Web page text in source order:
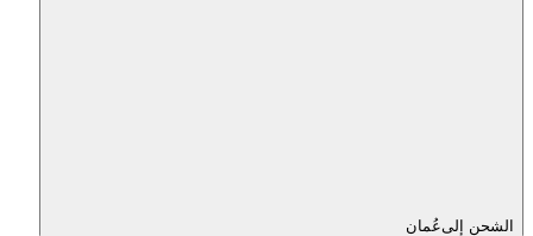
الشحن إلىعُمان